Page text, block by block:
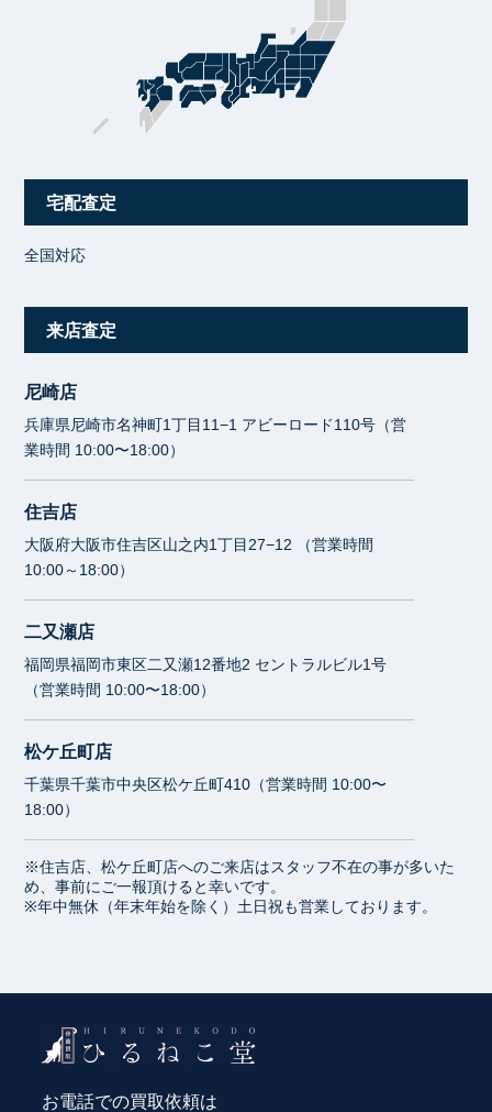
宅配査定
全国対応
来店査定
尼崎店
兵庫県尼崎市名神町1丁目11−1 アビーロード110号（営
業時間 10:00〜18:00）
住吉店
大阪府大阪市住吉区山之内1丁目27−12 （営業時間
10:00～18:00）
二又瀬店
福岡県福岡市東区二又瀬12番地2 セントラルビル1号
（営業時間 10:00〜18:00）
松ケ丘町店
千葉県千葉市中央区松ケ丘町410（営業時間 10:00〜
18:00）
※住吉店、松ケ丘町店へのご来店はスタッフ不在の事が多いた
め、事前にご一報頂けると幸いです。
※年中無休（年末年始を除く）土日祝も営業しております。
お電話での買取依頼は